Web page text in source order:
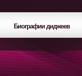
Биографии диджеев